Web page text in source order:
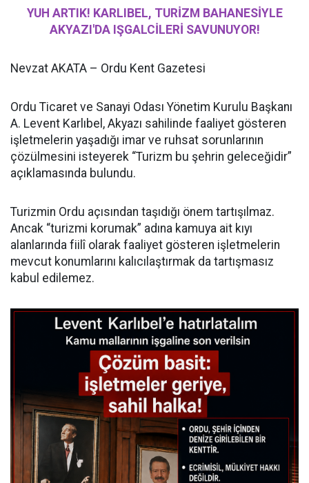
YUH ARTIK! KARLIBEL, TURİZM BAHANESİYLE
AKYAZI'DA IŞGALCİLERİ SAVUNUYOR!
Nevzat AKATA – Ordu Kent Gazetesi
Ordu Ticaret ve Sanayi Odası Yönetim Kurulu Başkanı
A. Levent Karlıbel, Akyazı sahilinde faaliyet gösteren
işletmelerin yaşadığı imar ve ruhsat sorunlarının
çözülmesini isteyerek “Turizm bu şehrin geleceğidir”
açıklamasında bulundu.
Turizmin Ordu açısından taşıdığı önem tartışılmaz.
Ancak “turizmi korumak” adına kamuya ait kıyı
alanlarında fiilî olarak faaliyet gösteren işletmelerin
mevcut konumlarını kalıcılaştırmak da tartışmasız
kabul edilemez.